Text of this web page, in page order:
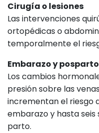
Cirugía o lesiones
Las intervenciones
ortopédicas o
temporalmente el
Embarazo y posparto
Los cambios
presión sobre las
incrementan el riesgo
embarazo y hasta seis
parto.